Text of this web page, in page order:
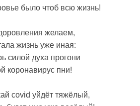
было чтоб всю жизнь!
желаем,
жизнь уже иная:
силой духа прогони
коронавирус пни!
covid уйдёт тяжёлый,